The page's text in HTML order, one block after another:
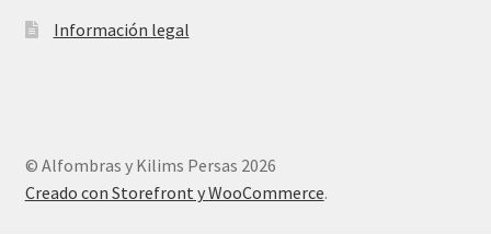
Información legal
© Alfombras y Kilims Persas 2026
Creado con Storefront y WooCommerce.